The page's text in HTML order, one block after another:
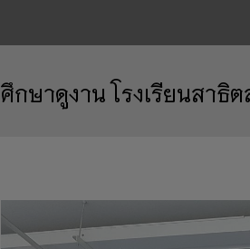
ศึกษาดูงาน โรงเรียนสา